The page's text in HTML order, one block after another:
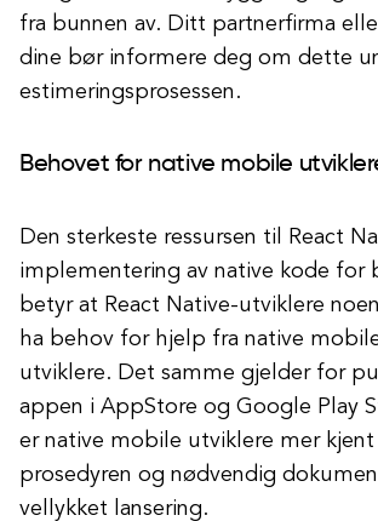
fra bunnen av. Ditt partnerfirma
dine bør informere deg om dette
estimeringsprosessen.
Behovet for native mobile
Den sterkeste ressursen til React
implementering av native kode for
betyr at React Native-utviklere
ha behov for hjelp fra native
utviklere. Det samme gjelder for
appen i AppStore og Google Play
er native mobile utviklere mer kjent
prosedyren og nødvendig
vellykket lansering.